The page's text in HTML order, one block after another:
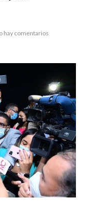
hay comentarios